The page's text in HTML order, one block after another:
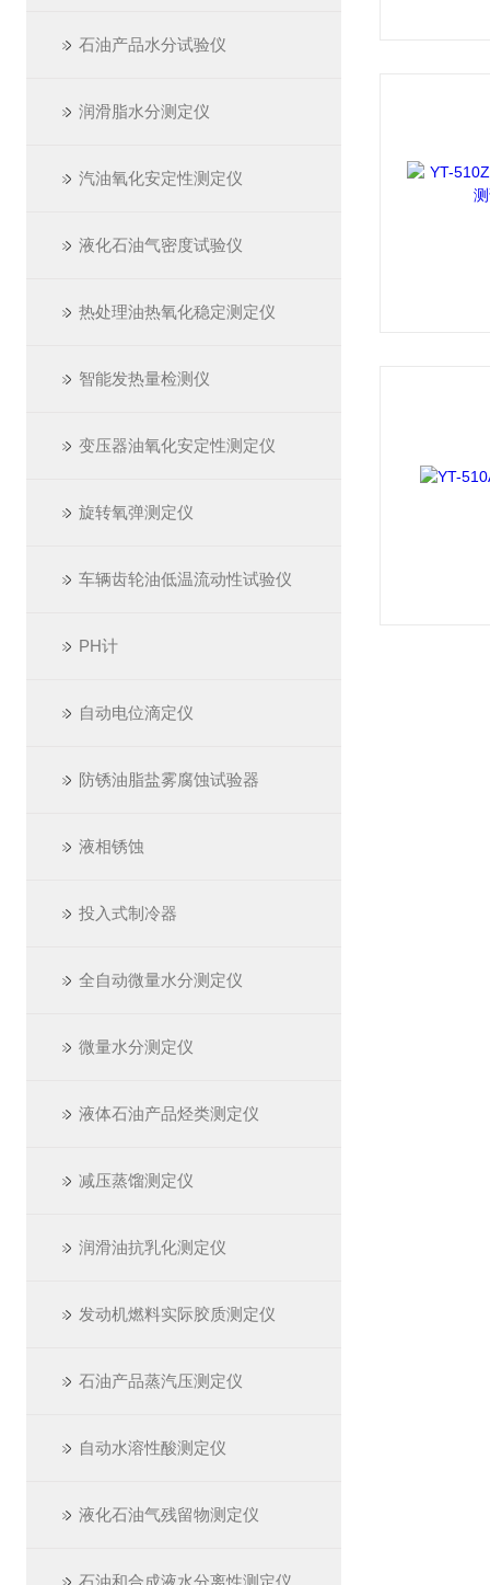
石油产品水分试验仪
润滑脂水分测定仪
汽油氧化安定性测定仪
液化石油气密度试验仪
热处理油热氧化稳定测定仪
智能发热量检测仪
变压器油氧化安定性测定仪
旋转氧弹测定仪
车辆齿轮油低温流动性试验仪
PH计
自动电位滴定仪
防锈油脂盐雾腐蚀试验器
液相锈蚀
投入式制冷器
全自动微量水分测定仪
微量水分测定仪
液体石油产品烃类测定仪
减压蒸馏测定仪
润滑油抗乳化测定仪
发动机燃料实际胶质测定仪
石油产品蒸汽压测定仪
自动水溶性酸测定仪
液化石油气残留物测定仪
石油和合成液水分离性测定仪